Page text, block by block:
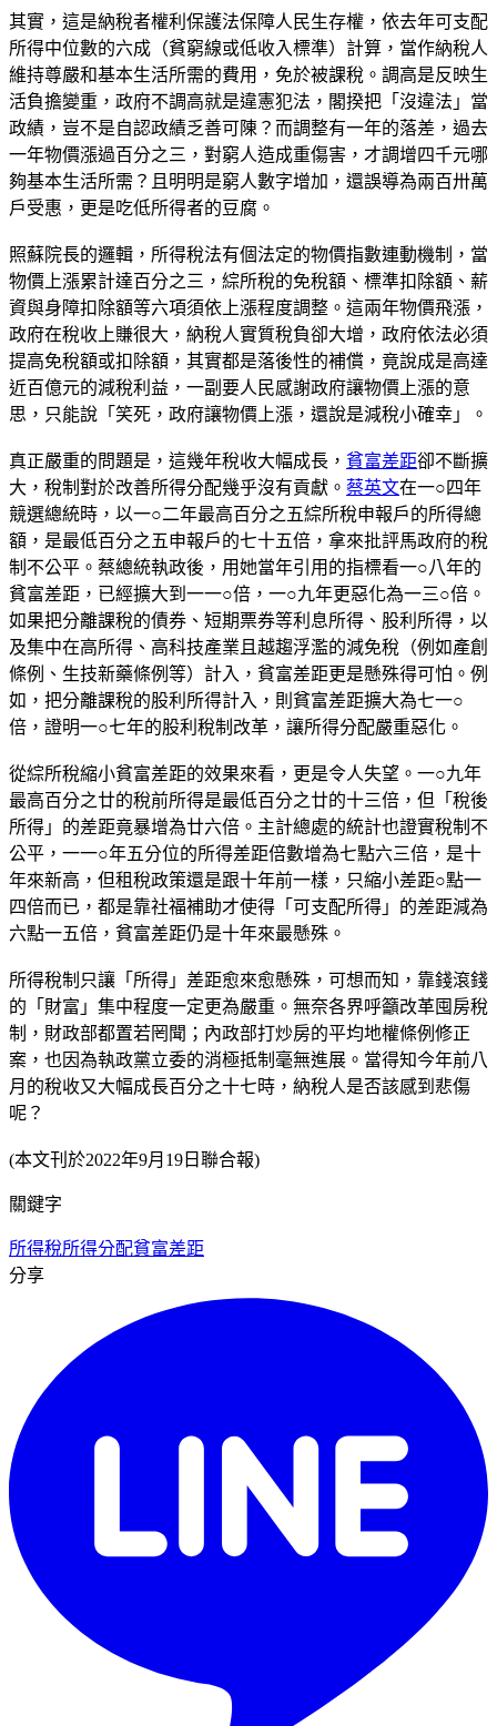
其實，這是納稅者權利保護法保障人民生存權，依去年可支配
所得中位數的六成（貧窮線或低收入標準）計算，當作納稅人
維持尊嚴和基本生活所需的費用，免於被課稅。調高是反映生
活負擔變重，政府不調高就是違憲犯法，閣揆把「沒違法」當
政績，豈不是自認政績乏善可陳？而調整有一年的落差，過去
一年物價漲過百分之三，對窮人造成重傷害，才調增四千元哪
夠基本生活所需？且明明是窮人數字增加，還誤導為兩百卅萬
戶受惠，更是吃低所得者的豆腐。
照蘇院長的邏輯，所得稅法有個法定的物價指數連動機制，當
物價上漲累計達百分之三，綜所稅的免稅額、標準扣除額、薪
資與身障扣除額等六項須依上漲程度調整。這兩年物價飛漲，
政府在稅收上賺很大，納稅人實質稅負卻大增，政府依法必須
提高免稅額或扣除額，其實都是落後性的補償，竟說成是高達
近百億元的減稅利益，一副要人民感謝政府讓物價上漲的意
思，只能說「笑死，政府讓物價上漲，還說是減稅小確幸」。
真正嚴重的問題是，這幾年稅收大幅成長， 貧富差距卻不斷擴
大，稅制對於改善所得分配幾乎沒有貢獻。 蔡英文在一○四年
競選總統時，以一○二年最高百分之五綜所稅申報戶的所得總
額，是最低百分之五申報戶的七十五倍，拿來批評馬政府的稅
制不公平。蔡總統執政後，用她當年引用的指標看一○八年的
貧富差距，已經擴大到一一○倍，一○九年更惡化為一三○倍。
如果把分離課稅的債券、短期票券等利息所得、股利所得，以
及集中在高所得、高科技產業且越趨浮濫的減免稅（例如產創
條例、生技新藥條例等）計入，貧富差距更是懸殊得可怕。例
如，把分離課稅的股利所得計入，則貧富差距擴大為七一○
倍，證明一○七年的股利稅制改革，讓所得分配嚴重惡化。
從綜所稅縮小貧富差距的效果來看，更是令人失望。一○九年
最高百分之廿的稅前所得是最低百分之廿的十三倍，但「稅後
所得」的差距竟暴增為廿六倍。主計總處的統計也證實稅制不
公平，一一○年五分位的所得差距倍數增為七點六三倍，是十
年來新高，但租稅政策還是跟十年前一樣，只縮小差距○點一
四倍而已，都是靠社福補助才使得「可支配所得」的差距減為
六點一五倍，貧富差距仍是十年來最懸殊。
所得稅制只讓「所得」差距愈來愈懸殊，可想而知，靠錢滾錢
的「財富」集中程度一定更為嚴重。無奈各界呼籲改革囤房稅
制，財政部都置若罔聞；內政部打炒房的平均地權條例修正
案，也因為執政黨立委的消極抵制毫無進展。當得知今年前八
月的稅收又大幅成長百分之十七時，納稅人是否該感到悲傷
呢？
(本文刊於2022年9月19日聯合報)
關鍵字
所得稅所得分配貧富差距
分享